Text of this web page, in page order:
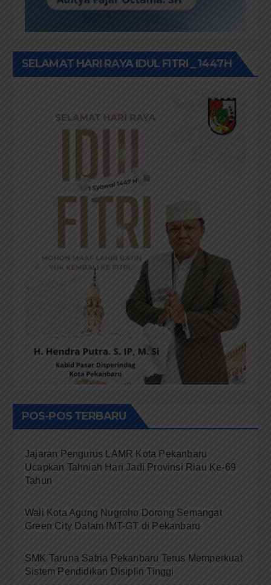
SELAMAT HARI RAYA IDUL FITRI _ 1447H
POS-POS TERBARU
Jajaran Pengurus LAMR Kota Pekanbaru
Ucapkan Tahniah Hari Jadi Provinsi Riau Ke-69
Tahun
Wali Kota Agung Nugroho Dorong Semangat
Green City Dalam IMT-GT di Pekanbaru
SMK Taruna Satria Pekanbaru Terus Memperkuat
Sistem Pendidikan Disiplin Tinggi